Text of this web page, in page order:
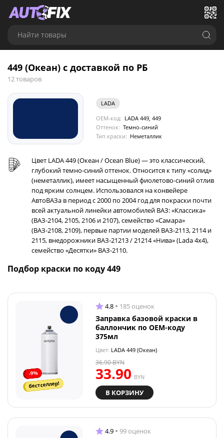
Найти товары
449 (Океан) с доставкой по РБ
12 товаров
LADA
OEM-код: LADA 449, 449
Оттенок: Темно-синий
Тип краски: Неметаллик
Цвет LADA 449 (Океан / Ocean Blue) — это классический,
глубокий темно-синий оттенок. Относится к типу «солид»
(неметаллик), имеет насыщенный фиолетово-синий отлив
под ярким солнцем. Использовался на конвейере
АвтоВАЗа в период с 2000 по 2004 год для покраски почти
всей актуальной линейки автомобилей ВАЗ: «Классика»
(ВАЗ-2104, 2105, 2106 и 2107), семейство «Самара»
(ВАЗ-2108, 2109), первые партии моделей ВАЗ-2113, 2114 и
2115, внедорожники ВАЗ-21213 / 21214 «Нива» (Lada 4x4),
семейство «Десятки» ВАЗ-2110.
Подбор краски по коду 449
-9%
бестселлер!
4.8 185 оценок
Заправка базовой краски в
баллончик по OEM-коду
375мл
Цвет: LADA 449 (Океан)
33.90 BYN
36.90BYN
В КОРЗИНУ
4.9 99 оценок